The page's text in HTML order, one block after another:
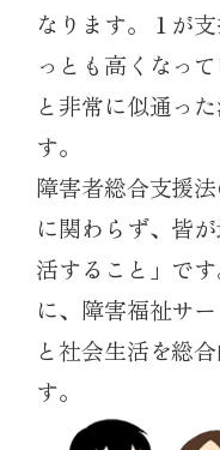
なります。１が
っとも高くなっ
と非常に似通っ
す。
障害者総合支援
に関わらず、皆
活すること」で
に、障害福祉サ
と社会生活を総
す。